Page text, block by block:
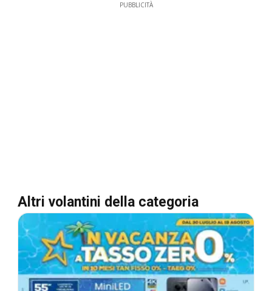
PUBBLICITÀ
Altri volantini della categoria